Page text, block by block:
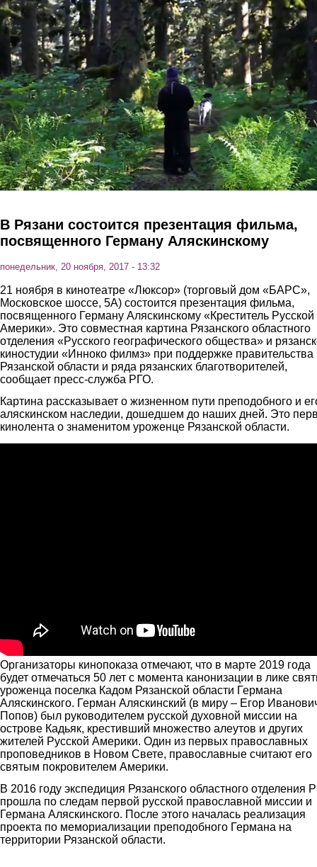
Перейти к основному содержанию
В Рязани состоится презентация фильма,
посвященного Герману Аляскинскому
понедельник, 20 ноября, 2017 - 13:32
21 ноября в кинотеатре «Люксор» (торговый дом «БАРС»,
Московское шоссе, 5А) состоится презентация фильма,
посвященного Герману Аляскинскому «Креститель Русской
Америки». Это совместная картина Рязанского областного
отделения «Русского географического общества» и
киностудии «Инноко филмз» при поддержке правительства
Рязанской области и ряда рязанских благотворителей,
сообщает пресс-служба РГО.
Картина рассказывает о жизненном пути преподобного и
аляскинском наследии, дошедшем до наших дней. Это
кинолента о знаменитом уроженце Рязанской области.
Организаторы кинопоказа отмечают, что в марте 2019 года
будет отмечаться 50 лет с момента канонизации в лике
уроженца поселка Кадом Рязанской области Германа
Аляскинского. Герман Аляскинский (в миру – Егор
Попов) был руководителем русской духовной миссии на
острове Кадьяк, крестивший множество алеутов и других
жителей Русской Америки. Один из первых православных
проповедников в Новом Свете, православные считают его
святым покровителем Америки.
В 2016 году экспедиция Рязанского областного отделения
прошла по следам первой русской православной миссии и
Германа Аляскинского. После этого началась реализация
проекта по мемориализации преподобного Германа на
территории Рязанской области.